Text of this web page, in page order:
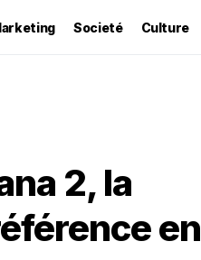
Societé Culture
2, la
en